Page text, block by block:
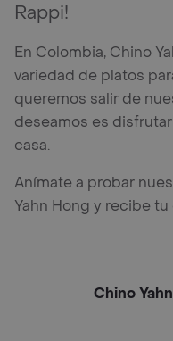
Rappi!
En Colombia, Chino
variedad de platos
queremos salir de
deseamos es
casa.
Anímate a probar
Yahn Hong y recibe
Chino